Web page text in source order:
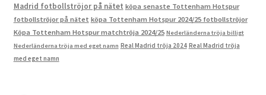
Madrid fotbollströjor på nätet köpa senaste Tottenham Hotspur
fotbollströjor på nätet köpa Tottenham Hotspur 2024/25 fotbollströjor
Köpa Tottenham Hotspur matchtröja 2024/25 Nederländerna tröja billigt
Nederländerna tröja med eget namn Real Madrid tröja 2024 Real Madrid tröja
med eget namn